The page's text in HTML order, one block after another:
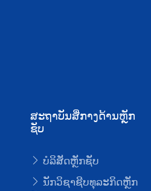
ສະຖາບັນສື່ກາງດ້ານຫຼັກ
ຊັບ
ບໍລິສັດຫຼັກຊັບ
ນັກວິຊາຊີບທຸລະກິດຫຼັກ